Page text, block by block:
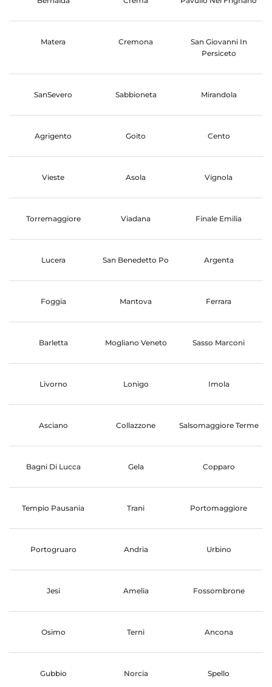
Matera Cremona
San Giovanni In
Persiceto
SanSevero Sabbioneta Mirandola
Agrigento Goito Cento
Vieste Asola Vignola
Torremaggiore Viadana Finale Emilia
Lucera San Benedetto Po Argenta
Foggia Mantova Ferrara
Barletta Mogliano Veneto Sasso Marconi
Livorno Lonigo Imola
Asciano Collazzone Salsomaggiore Terme
Bagni Di Lucca Gela Copparo
Tempio Pausania Trani Portomaggiore
Portogruaro Andria Urbino
Jesi Amelia Fossombrone
Osimo Terni Ancona
Gubbio Norcia Spello